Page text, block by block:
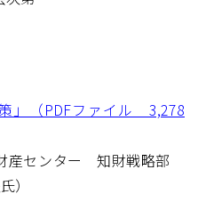
」（PDFファイル 3,278
産センター 知財戦略部
）